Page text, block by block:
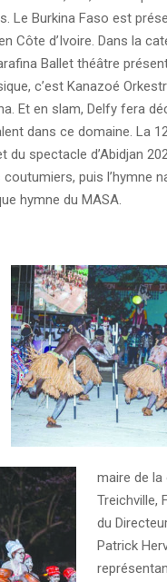
Le Burkina Faso est
Côte d’Ivoire. Dans la
Ballet théâtre
c’est Kanazoé
Et en slam, Delfy fera
dans ce domaine. La
du spectacle d’Abidjan
puis l’hymne
hymne du MASA.
maire de
Treichville,
du
Patrick